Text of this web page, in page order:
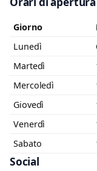
Giorno
Lunedì
Martedì
Mercoledì
Giovedì
Venerdì
Sabato
Social
Accetto
Minimo 20 caratteri